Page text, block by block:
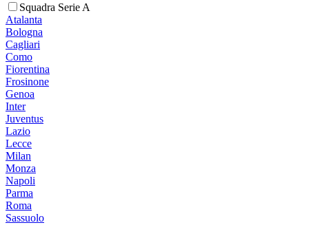
Squadra Serie A
Atalanta
Bologna
Cagliari
Como
Fiorentina
Frosinone
Genoa
Inter
Juventus
Lazio
Lecce
Milan
Monza
Napoli
Parma
Roma
Sassuolo